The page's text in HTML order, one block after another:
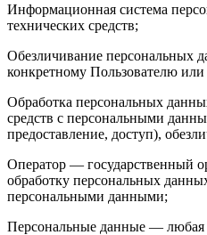
Информационная система
технических средств;
Обезличивание персональных
конкретному Пользователю
Обработка персональных
средств с персональными
предоставление, доступ),
Оператор — государственный
обработку персональных
персональными данными;
Персональные данные — любая